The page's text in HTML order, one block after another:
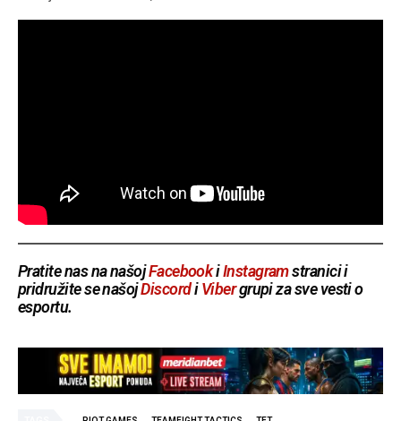
Pratite nas na našojFacebookiInstagramstranici i
pridružite se našojDiscordiVibergrupi za sve vesti o
esportu.